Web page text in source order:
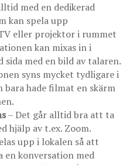
med en dedikerad
kan spela upp
eller projektor i rummet
kan mixas in i
sida med en bild av talaren.
syns mycket tydligare i
bara hade filmat en skärm
– Det går alltid bra att ta
hjälp av t.ex. Zoom.
upp i lokalen så att
en konversation med